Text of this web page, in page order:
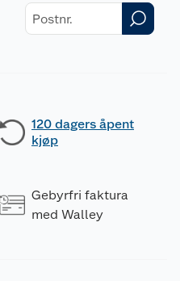
120 dagers åpent
kjøp
Gebyrfri faktura
med Walley